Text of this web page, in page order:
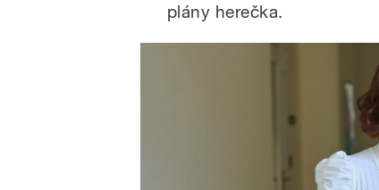
plány herečka.